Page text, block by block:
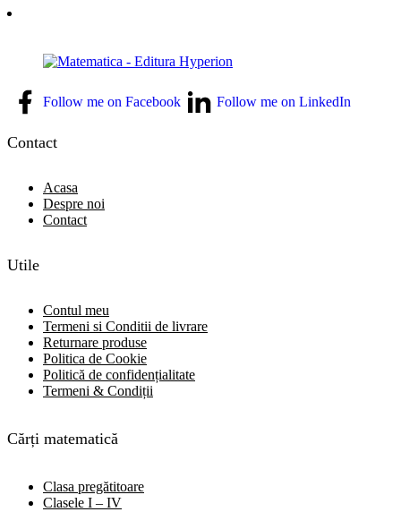
Follow me on Facebook Follow me on LinkedIn
Contact
Acasa
Despre noi
Contact
Utile
Contul meu
Termeni si Conditii de livrare
Returnare produse
Politica de Cookie
Politică de confidențialitate
Termeni & Condiții
Cărți matematică
Clasa pregătitoare
Clasele I – IV